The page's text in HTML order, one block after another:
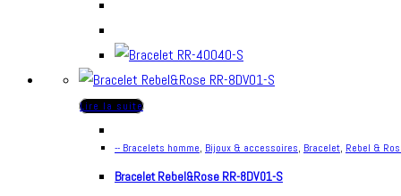
Lire la suite
-- Bracelets homme, Bijoux & accessoires, Bracelet, Rebel &
Bracelet Rebel&Rose RR-8DV01-S